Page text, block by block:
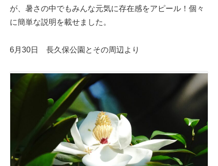
が、暑さの中でもみんな元気に存在感をアピール！個々
に簡単な説明を載せました。
6月30日 長久保公園とその周辺より